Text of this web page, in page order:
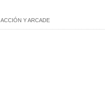
ACCIÓN Y ARCADE